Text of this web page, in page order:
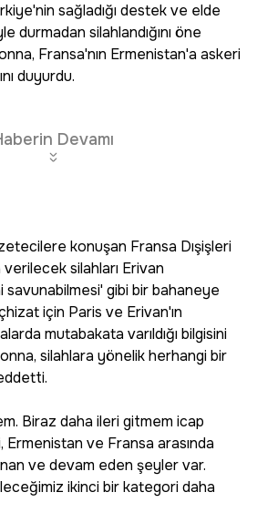
sağladığı destek ve elde
durmadan silahlandığını öne
Fransa'nın Ermenistan'a askeri
duyurdu.
Devamı
konuşan Fransa Dışişleri
silahları Erivan
gibi bir bahaneye
için Paris ve Erivan'ın
mutabakata varıldığı bilgisini
silahlara yönelik herhangi bir
Biraz daha ileri gitmem icap
Ermenistan ve Fransa arasında
ve devam eden şeyler var.
ikinci bir kategori daha